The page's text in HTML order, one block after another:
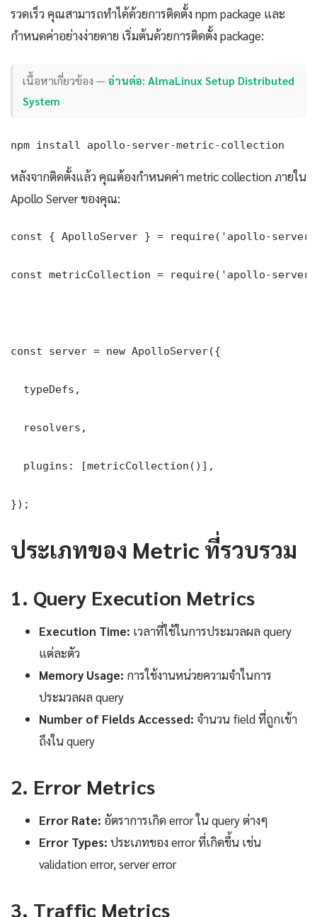
รวดเร็ว คุณสามารถทำได้ด้วยการติดตั้ง npm package และ
กำหนดค่าอย่างง่ายดาย เริ่มต้นด้วยการติดตั้ง package:
เนื้อหาเกี่ยวข้อง —อ่านต่อ: AlmaLinux Setup Distributed
System
npm install apollo-server-metric-collection
หลังจากติดตั้งแล้ว คุณต้องกำหนดค่า metric collection ภายใน
Apollo Server ของคุณ:
const { ApolloServer } = require('apollo-
const metricCollection = require('apollo-
const server = new ApolloServer({
  typeDefs,
  resolvers,
  plugins: [metricCollection()],
});
ประเภทของ Metric ที่รวบรวม
1. Query Execution Metrics
Execution Time: เวลาที่ใช้ในการประมวลผล query
แต่ละตัว
Memory Usage: การใช้งานหน่วยความจำในการ
ประมวลผล query
Number of Fields Accessed: จำนวน field ที่ถูกเข้า
ถึงใน query
2. Error Metrics
Error Rate: อัตราการเกิด error ใน query ต่างๆ
Error Types: ประเภทของ error ที่เกิดขึ้น เช่น
validation error, server error
3. Traffic Metrics